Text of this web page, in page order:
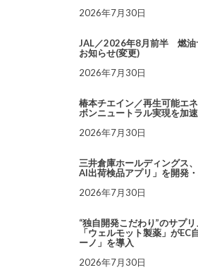
2026年7月30日
JAL／2026年8月前半 燃油
お知らせ(変更)
2026年7月30日
椿本チエイン／再生可能エ
ボンニュートラル実現を加速
2026年7月30日
三井倉庫ホールディングス
AI出荷検品アプリ」を開発
2026年7月30日
“独自開発こだわり”のサプ
「ウェルモット製薬」がEC
ーノ」を導入
2026年7月30日